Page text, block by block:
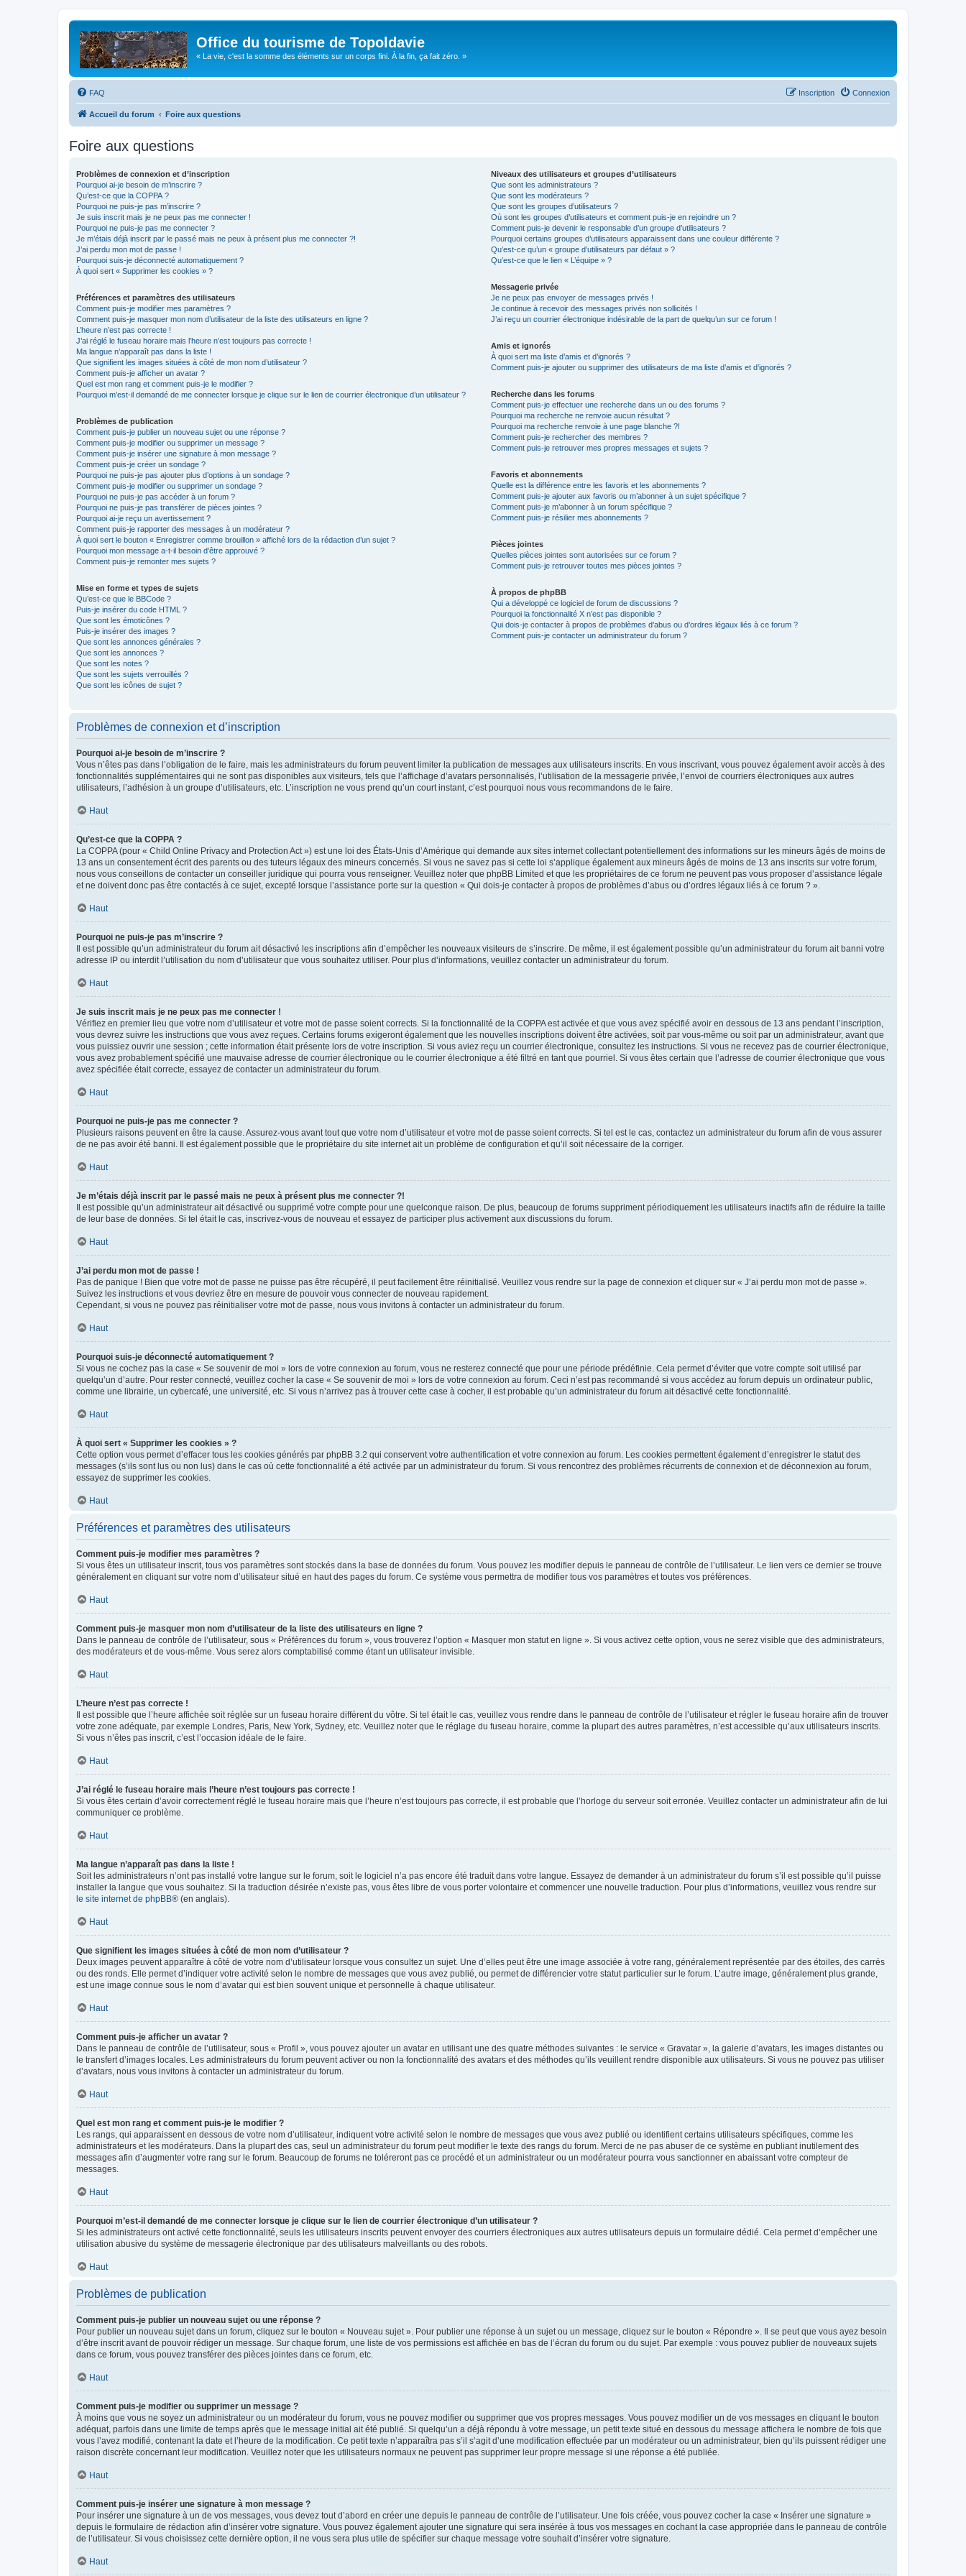
Office du tourisme de Topoldavie
« La vie, c'est la somme des éléments sur un corps fini. À la fin, ça fait zéro. »
FAQ Connexion
Inscription
Accueil du forum Foire aux questions
Foire aux questions
Problèmes de connexion et d’inscription
Pourquoi ai-je besoin de m’inscrire ?
Qu’est-ce que la COPPA ?
Pourquoi ne puis-je pas m’inscrire ?
Je suis inscrit mais je ne peux pas me connecter !
Pourquoi ne puis-je pas me connecter ?
Je m’étais déjà inscrit par le passé mais ne peux à présent plus me connecter ?!
J’ai perdu mon mot de passe !
Pourquoi suis-je déconnecté automatiquement ?
À quoi sert « Supprimer les cookies » ?
Préférences et paramètres des utilisateurs
Comment puis-je modifier mes paramètres ?
Comment puis-je masquer mon nom d’utilisateur de la liste des utilisateurs en ligne ?
L’heure n’est pas correcte !
J’ai réglé le fuseau horaire mais l’heure n’est toujours pas correcte !
Ma langue n’apparaît pas dans la liste !
Que signifient les images situées à côté de mon nom d’utilisateur ?
Comment puis-je afficher un avatar ?
Quel est mon rang et comment puis-je le modifier ?
Pourquoi m’est-il demandé de me connecter lorsque je clique sur le lien de courrier électronique d’un utilisateur ?
Problèmes de publication
Comment puis-je publier un nouveau sujet ou une réponse ?
Comment puis-je modifier ou supprimer un message ?
Comment puis-je insérer une signature à mon message ?
Comment puis-je créer un sondage ?
Pourquoi ne puis-je pas ajouter plus d’options à un sondage ?
Comment puis-je modifier ou supprimer un sondage ?
Pourquoi ne puis-je pas accéder à un forum ?
Pourquoi ne puis-je pas transférer de pièces jointes ?
Pourquoi ai-je reçu un avertissement ?
Comment puis-je rapporter des messages à un modérateur ?
À quoi sert le bouton « Enregistrer comme brouillon » affiché lors de la rédaction d’un sujet ?
Pourquoi mon message a-t-il besoin d’être approuvé ?
Comment puis-je remonter mes sujets ?
Mise en forme et types de sujets
Qu’est-ce que le BBCode ?
Puis-je insérer du code HTML ?
Que sont les émoticônes ?
Puis-je insérer des images ?
Que sont les annonces générales ?
Que sont les annonces ?
Que sont les notes ?
Que sont les sujets verrouillés ?
Que sont les icônes de sujet ?
Niveaux des utilisateurs et groupes d’utilisateurs
Que sont les administrateurs ?
Que sont les modérateurs ?
Que sont les groupes d’utilisateurs ?
Où sont les groupes d’utilisateurs et comment puis-je en rejoindre un ?
Comment puis-je devenir le responsable d’un groupe d’utilisateurs ?
Pourquoi certains groupes d’utilisateurs apparaissent dans une couleur différente ?
Qu’est-ce qu’un « groupe d’utilisateurs par défaut » ?
Qu’est-ce que le lien « L’équipe » ?
Messagerie privée
Je ne peux pas envoyer de messages privés !
Je continue à recevoir des messages privés non sollicités !
J’ai reçu un courrier électronique indésirable de la part de quelqu’un sur ce forum !
Amis et ignorés
À quoi sert ma liste d’amis et d’ignorés ?
Comment puis-je ajouter ou supprimer des utilisateurs de ma liste d’amis et d’ignorés ?
Recherche dans les forums
Comment puis-je effectuer une recherche dans un ou des forums ?
Pourquoi ma recherche ne renvoie aucun résultat ?
Pourquoi ma recherche renvoie à une page blanche ?!
Comment puis-je rechercher des membres ?
Comment puis-je retrouver mes propres messages et sujets ?
Favoris et abonnements
Quelle est la différence entre les favoris et les abonnements ?
Comment puis-je ajouter aux favoris ou m’abonner à un sujet spécifique ?
Comment puis-je m’abonner à un forum spécifique ?
Comment puis-je résilier mes abonnements ?
Pièces jointes
Quelles pièces jointes sont autorisées sur ce forum ?
Comment puis-je retrouver toutes mes pièces jointes ?
À propos de phpBB
Qui a développé ce logiciel de forum de discussions ?
Pourquoi la fonctionnalité X n’est pas disponible ?
Qui dois-je contacter à propos de problèmes d’abus ou d’ordres légaux liés à ce forum ?
Comment puis-je contacter un administrateur du forum ?
Problèmes de connexion et d’inscription
Pourquoi ai-je besoin de m’inscrire ?
Vous n’êtes pas dans l’obligation de le faire, mais les administrateurs du forum peuvent limiter la publication de messages aux utilisateurs inscrits. En vous inscrivant, vous pouvez également avoir accès à des
fonctionnalités supplémentaires qui ne sont pas disponibles aux visiteurs, tels que l’affichage d’avatars personnalisés, l’utilisation de la messagerie privée, l’envoi de courriers électroniques aux autres
utilisateurs, l’adhésion à un groupe d’utilisateurs, etc. L’inscription ne vous prend qu’un court instant, c’est pourquoi nous vous recommandons de le faire.
Haut
Qu’est-ce que la COPPA ?
La COPPA (pour « Child Online Privacy and Protection Act ») est une loi des États-Unis d’Amérique qui demande aux sites internet collectant potentiellement des informations sur les mineurs âgés de moins de
13 ans un consentement écrit des parents ou des tuteurs légaux des mineurs concernés. Si vous ne savez pas si cette loi s’applique également aux mineurs âgés de moins de 13 ans inscrits sur votre forum,
nous vous conseillons de contacter un conseiller juridique qui pourra vous renseigner. Veuillez noter que phpBB Limited et que les propriétaires de ce forum ne peuvent pas vous proposer d’assistance légale
et ne doivent donc pas être contactés à ce sujet, excepté lorsque l’assistance porte sur la question « Qui dois-je contacter à propos de problèmes d’abus ou d’ordres légaux liés à ce forum ? ».
Haut
Pourquoi ne puis-je pas m’inscrire ?
Il est possible qu’un administrateur du forum ait désactivé les inscriptions afin d’empêcher les nouveaux visiteurs de s’inscrire. De même, il est également possible qu’un administrateur du forum ait banni votre
adresse IP ou interdit l’utilisation du nom d’utilisateur que vous souhaitez utiliser. Pour plus d’informations, veuillez contacter un administrateur du forum.
Haut
Je suis inscrit mais je ne peux pas me connecter !
Vérifiez en premier lieu que votre nom d’utilisateur et votre mot de passe soient corrects. Si la fonctionnalité de la COPPA est activée et que vous avez spécifié avoir en dessous de 13 ans pendant l’inscription,
vous devrez suivre les instructions que vous avez reçues. Certains forums exigeront également que les nouvelles inscriptions doivent être activées, soit par vous-même ou soit par un administrateur, avant que
vous puissiez ouvrir une session ; cette information était présente lors de votre inscription. Si vous aviez reçu un courrier électronique, consultez les instructions. Si vous ne recevez pas de courrier électronique,
vous avez probablement spécifié une mauvaise adresse de courrier électronique ou le courrier électronique a été filtré en tant que pourriel. Si vous êtes certain que l’adresse de courrier électronique que vous
avez spécifiée était correcte, essayez de contacter un administrateur du forum.
Haut
Pourquoi ne puis-je pas me connecter ?
Plusieurs raisons peuvent en être la cause. Assurez-vous avant tout que votre nom d’utilisateur et votre mot de passe soient corrects. Si tel est le cas, contactez un administrateur du forum afin de vous assurer
de ne pas avoir été banni. Il est également possible que le propriétaire du site internet ait un problème de configuration et qu’il soit nécessaire de la corriger.
Haut
Je m’étais déjà inscrit par le passé mais ne peux à présent plus me connecter ?!
Il est possible qu’un administrateur ait désactivé ou supprimé votre compte pour une quelconque raison. De plus, beaucoup de forums suppriment périodiquement les utilisateurs inactifs afin de réduire la taille
de leur base de données. Si tel était le cas, inscrivez-vous de nouveau et essayez de participer plus activement aux discussions du forum.
Haut
J’ai perdu mon mot de passe !
Pas de panique ! Bien que votre mot de passe ne puisse pas être récupéré, il peut facilement être réinitialisé. Veuillez vous rendre sur la page de connexion et cliquer sur « J’ai perdu mon mot de passe ».
Suivez les instructions et vous devriez être en mesure de pouvoir vous connecter de nouveau rapidement.
Cependant, si vous ne pouvez pas réinitialiser votre mot de passe, nous vous invitons à contacter un administrateur du forum.
Haut
Pourquoi suis-je déconnecté automatiquement ?
Si vous ne cochez pas la case « Se souvenir de moi » lors de votre connexion au forum, vous ne resterez connecté que pour une période prédéfinie. Cela permet d’éviter que votre compte soit utilisé par
quelqu’un d’autre. Pour rester connecté, veuillez cocher la case « Se souvenir de moi » lors de votre connexion au forum. Ceci n’est pas recommandé si vous accédez au forum depuis un ordinateur public,
comme une librairie, un cybercafé, une université, etc. Si vous n’arrivez pas à trouver cette case à cocher, il est probable qu’un administrateur du forum ait désactivé cette fonctionnalité.
Haut
À quoi sert « Supprimer les cookies » ?
Cette option vous permet d’effacer tous les cookies générés par phpBB 3.2 qui conservent votre authentification et votre connexion au forum. Les cookies permettent également d’enregistrer le statut des
messages (s’ils sont lus ou non lus) dans le cas où cette fonctionnalité a été activée par un administrateur du forum. Si vous rencontrez des problèmes récurrents de connexion et de déconnexion au forum,
essayez de supprimer les cookies.
Haut
Préférences et paramètres des utilisateurs
Comment puis-je modifier mes paramètres ?
Si vous êtes un utilisateur inscrit, tous vos paramètres sont stockés dans la base de données du forum. Vous pouvez les modifier depuis le panneau de contrôle de l’utilisateur. Le lien vers ce dernier se trouve
généralement en cliquant sur votre nom d’utilisateur situé en haut des pages du forum. Ce système vous permettra de modifier tous vos paramètres et toutes vos préférences.
Haut
Comment puis-je masquer mon nom d’utilisateur de la liste des utilisateurs en ligne ?
Dans le panneau de contrôle de l’utilisateur, sous « Préférences du forum », vous trouverez l’option « Masquer mon statut en ligne ». Si vous activez cette option, vous ne serez visible que des administrateurs,
des modérateurs et de vous-même. Vous serez alors comptabilisé comme étant un utilisateur invisible.
Haut
L’heure n’est pas correcte !
Il est possible que l’heure affichée soit réglée sur un fuseau horaire différent du vôtre. Si tel était le cas, veuillez vous rendre dans le panneau de contrôle de l’utilisateur et régler le fuseau horaire afin de trouver
votre zone adéquate, par exemple Londres, Paris, New York, Sydney, etc. Veuillez noter que le réglage du fuseau horaire, comme la plupart des autres paramètres, n’est accessible qu’aux utilisateurs inscrits.
Si vous n’êtes pas inscrit, c’est l’occasion idéale de le faire.
Haut
J’ai réglé le fuseau horaire mais l’heure n’est toujours pas correcte !
Si vous êtes certain d’avoir correctement réglé le fuseau horaire mais que l’heure n’est toujours pas correcte, il est probable que l’horloge du serveur soit erronée. Veuillez contacter un administrateur afin de lui
communiquer ce problème.
Haut
Ma langue n’apparaît pas dans la liste !
Soit les administrateurs n’ont pas installé votre langue sur le forum, soit le logiciel n’a pas encore été traduit dans votre langue. Essayez de demander à un administrateur du forum s’il est possible qu’il puisse
installer la langue que vous souhaitez. Si la traduction désirée n’existe pas, vous êtes libre de vous porter volontaire et commencer une nouvelle traduction. Pour plus d’informations, veuillez vous rendre sur
le site internet de phpBB® (en anglais).
Haut
Que signifient les images situées à côté de mon nom d’utilisateur ?
Deux images peuvent apparaître à côté de votre nom d’utilisateur lorsque vous consultez un sujet. Une d’elles peut être une image associée à votre rang, généralement représentée par des étoiles, des carrés
ou des ronds. Elle permet d’indiquer votre activité selon le nombre de messages que vous avez publié, ou permet de différencier votre statut particulier sur le forum. L’autre image, généralement plus grande,
est une image connue sous le nom d’avatar qui est bien souvent unique et personnelle à chaque utilisateur.
Haut
Comment puis-je afficher un avatar ?
Dans le panneau de contrôle de l’utilisateur, sous « Profil », vous pouvez ajouter un avatar en utilisant une des quatre méthodes suivantes : le service « Gravatar », la galerie d’avatars, les images distantes ou
le transfert d’images locales. Les administrateurs du forum peuvent activer ou non la fonctionnalité des avatars et des méthodes qu’ils veuillent rendre disponible aux utilisateurs. Si vous ne pouvez pas utiliser
d’avatars, nous vous invitons à contacter un administrateur du forum.
Haut
Quel est mon rang et comment puis-je le modifier ?
Les rangs, qui apparaissent en dessous de votre nom d’utilisateur, indiquent votre activité selon le nombre de messages que vous avez publié ou identifient certains utilisateurs spécifiques, comme les
administrateurs et les modérateurs. Dans la plupart des cas, seul un administrateur du forum peut modifier le texte des rangs du forum. Merci de ne pas abuser de ce système en publiant inutilement des
messages afin d’augmenter votre rang sur le forum. Beaucoup de forums ne toléreront pas ce procédé et un administrateur ou un modérateur pourra vous sanctionner en abaissant votre compteur de
messages.
Haut
Pourquoi m’est-il demandé de me connecter lorsque je clique sur le lien de courrier électronique d’un utilisateur ?
Si les administrateurs ont activé cette fonctionnalité, seuls les utilisateurs inscrits peuvent envoyer des courriers électroniques aux autres utilisateurs depuis un formulaire dédié. Cela permet d’empêcher une
utilisation abusive du système de messagerie électronique par des utilisateurs malveillants ou des robots.
Haut
Problèmes de publication
Comment puis-je publier un nouveau sujet ou une réponse ?
Pour publier un nouveau sujet dans un forum, cliquez sur le bouton « Nouveau sujet ». Pour publier une réponse à un sujet ou un message, cliquez sur le bouton « Répondre ». Il se peut que vous ayez besoin
d’être inscrit avant de pouvoir rédiger un message. Sur chaque forum, une liste de vos permissions est affichée en bas de l’écran du forum ou du sujet. Par exemple : vous pouvez publier de nouveaux sujets
dans ce forum, vous pouvez transférer des pièces jointes dans ce forum, etc.
Haut
Comment puis-je modifier ou supprimer un message ?
À moins que vous ne soyez un administrateur ou un modérateur du forum, vous ne pouvez modifier ou supprimer que vos propres messages. Vous pouvez modifier un de vos messages en cliquant le bouton
adéquat, parfois dans une limite de temps après que le message initial ait été publié. Si quelqu’un a déjà répondu à votre message, un petit texte situé en dessous du message affichera le nombre de fois que
vous l’avez modifié, contenant la date et l’heure de la modification. Ce petit texte n’apparaîtra pas s’il s’agit d’une modification effectuée par un modérateur ou un administrateur, bien qu’ils puissent rédiger une
raison discrète concernant leur modification. Veuillez noter que les utilisateurs normaux ne peuvent pas supprimer leur propre message si une réponse a été publiée.
Haut
Comment puis-je insérer une signature à mon message ?
Pour insérer une signature à un de vos messages, vous devez tout d’abord en créer une depuis le panneau de contrôle de l’utilisateur. Une fois créée, vous pouvez cocher la case « Insérer une signature »
depuis le formulaire de rédaction afin d’insérer votre signature. Vous pouvez également ajouter une signature qui sera insérée à tous vos messages en cochant la case appropriée dans le panneau de contrôle
de l’utilisateur. Si vous choisissez cette dernière option, il ne vous sera plus utile de spécifier sur chaque message votre souhait d’insérer votre signature.
Haut